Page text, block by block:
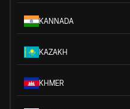
KANNADA
KAZAKH
KHMER